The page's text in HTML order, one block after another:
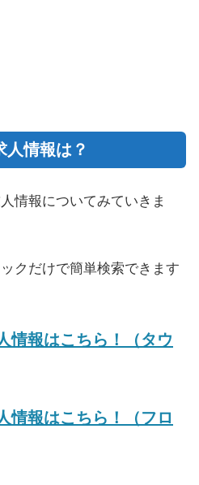
人情報は？
情報についてみていきま
クだけで簡単検索できます
情報はこちら！（タウ
情報はこちら！（フロ